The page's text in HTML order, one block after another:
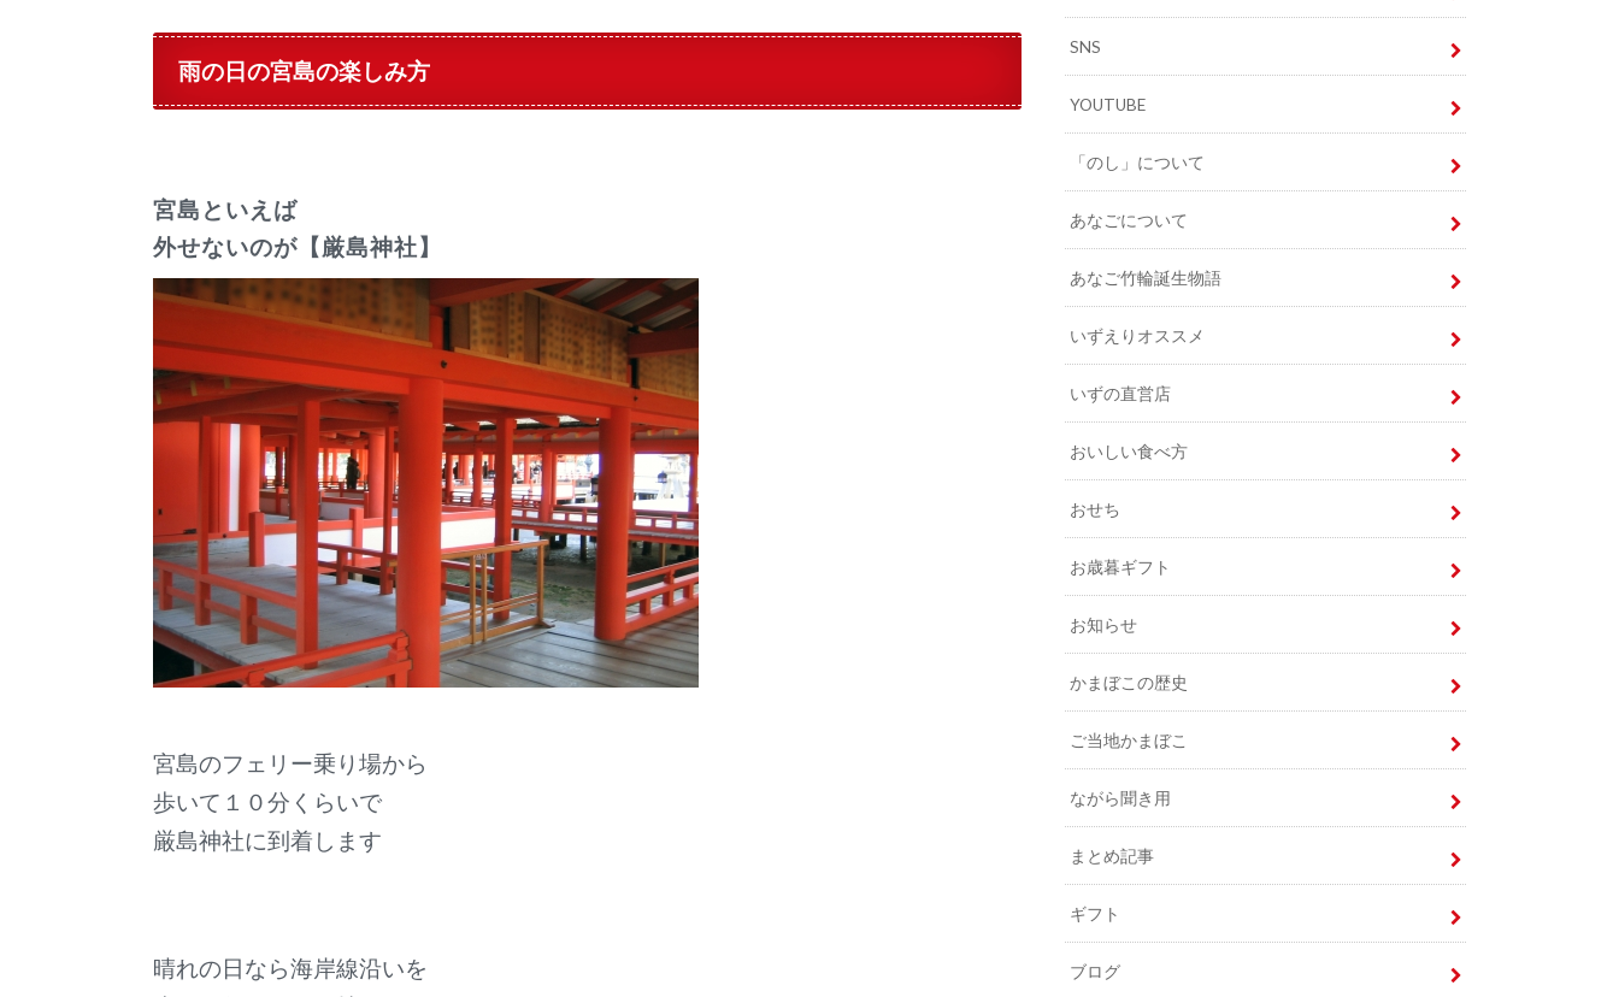
雨の日の宮島の楽しみ方
宮島といえば
外せないのが【厳島神社】
宮島のフェリー乗り場から
歩いて１０分くらいで
厳島神社に到着します
晴れの日なら海岸線沿いを
SNS
YOUTUBE
「のし」について
あなごについて
あなご竹輪誕生物語
いずえりオススメ
いずの直営店
おいしい食べ方
おせち
お歳暮ギフト
お知らせ
かまぼこの歴史
ご当地かまぼこ
ながら聞き用
まとめ記事
ギフト
ブログ